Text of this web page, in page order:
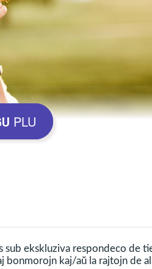
sentojn kaj vibrojn de
bonfarojn, ne nur
PLU
ekskluziva respondeco de
bonmorojn kaj/aŭ la rajtojn de